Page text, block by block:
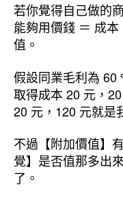
若你覺得自己做的
能夠用價錢 ＝ 成
值。
假設同業毛利為 60
取得成本 20 元，
20 元，120 元就是
不過【附加價值】
覺】是否值那多出
了。